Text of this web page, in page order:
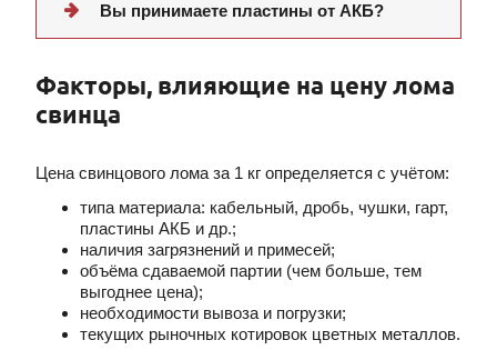
Вы принимаете пластины от АКБ?
Факторы, влияющие на цену лома
свинца
Цена свинцового лома за 1 кг определяется с учётом:
типа материала: кабельный, дробь, чушки, гарт,
пластины АКБ и др.;
наличия загрязнений и примесей;
объёма сдаваемой партии (чем больше, тем
выгоднее цена);
необходимости вывоза и погрузки;
текущих рыночных котировок цветных металлов.